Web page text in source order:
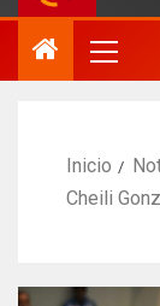
Inicio
Cheili